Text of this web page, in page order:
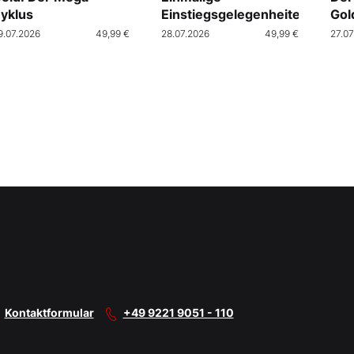
49,99 €
Einstiegsgelegenheiten
28.07.2026 49,99 €
Kontaktformular +49 9221 9051 - 110